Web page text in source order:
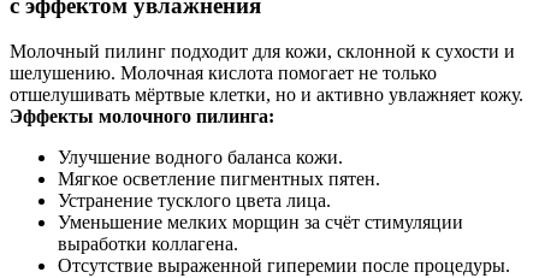
Молочный пилинг подходит для кожи, склонной к сухости и
шелушению. Молочная кислота помогает не только
отшелушивать мёртвые клетки, но и активно увлажняет кожу.
Эффекты молочного пилинга:
Улучшение водного баланса кожи.
Мягкое осветление пигментных пятен.
Устранение тусклого цвета лица.
Уменьшение мелких морщин за счёт стимуляции
выработки коллагена.
Отсутствие выраженной гиперемии после процедуры.